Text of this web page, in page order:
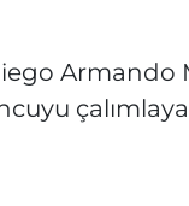
Armando